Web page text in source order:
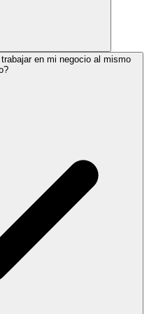
empezar con tan solo
un negocio que se adapte a
en mi negocio al mismo